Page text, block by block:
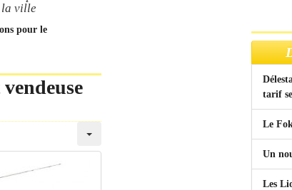
la ville
pour le
tarif
Le
Un
Les